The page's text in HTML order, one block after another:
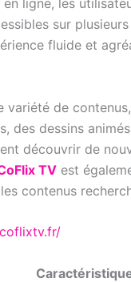
ligne, les
sur
fluide et
de
des dessins
découvrir de
TV est
contenus